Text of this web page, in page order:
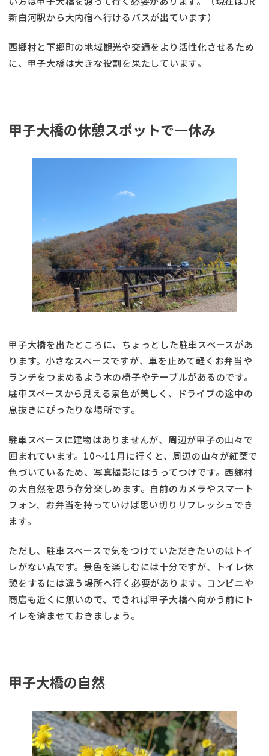
新白河駅から大内宿へ行けるバスが出ています）
西郷村と下郷町の地域観光や交通をより活性化させるため
に、甲子大橋は大きな役割を果たしています。
甲子大橋の休憩スポットで一休み
甲子大橋を出たところに、ちょっとした駐車スペースがあ
ります。小さなスペースですが、車を止めて軽くお弁当や
ランチをつまめるよう木の椅子やテーブルがあるのです。
駐車スペースから見える景色が美しく、ドライブの途中の
息抜きにぴったりな場所です。
駐車スペースに建物はありませんが、周辺が甲子の山々で
囲まれています。10～11月に行くと、周辺の山々が紅葉で
色づいているため、写真撮影にはうってつけです。西郷村
の大自然を思う存分楽しめます。自前のカメラやスマート
フォン、お弁当を持っていけば思い切りリフレッシュでき
ます。
ただし、駐車スペースで気をつけていただきたいのはトイ
レがない点です。景色を楽しむには十分ですが、トイレ休
憩をするには違う場所へ行く必要があります。コンビニや
商店も近くに無いので、できれば甲子大橋へ向かう前にト
イレを済ませておきましょう。
甲子大橋の自然